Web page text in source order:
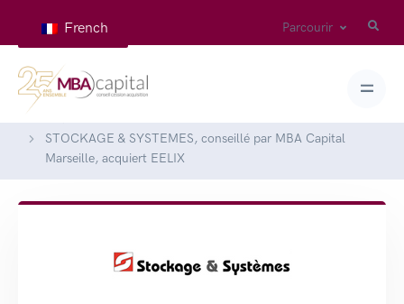
French Parcourir
STOCKAGE & SYSTEMES, conseillé par MBA Capital
Marseille, acquiert EELIX